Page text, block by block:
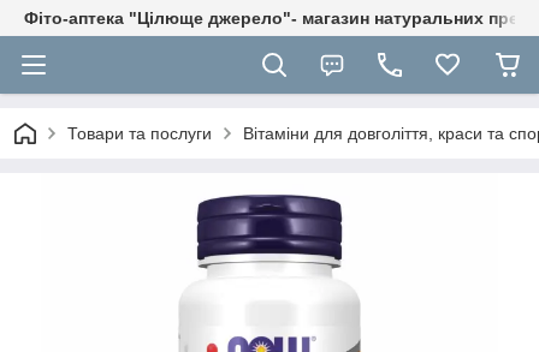
Фіто-аптека "Цілюще джерело"- магазин натуральних
Товари та послуги Вітаміни для довголіття, краси та